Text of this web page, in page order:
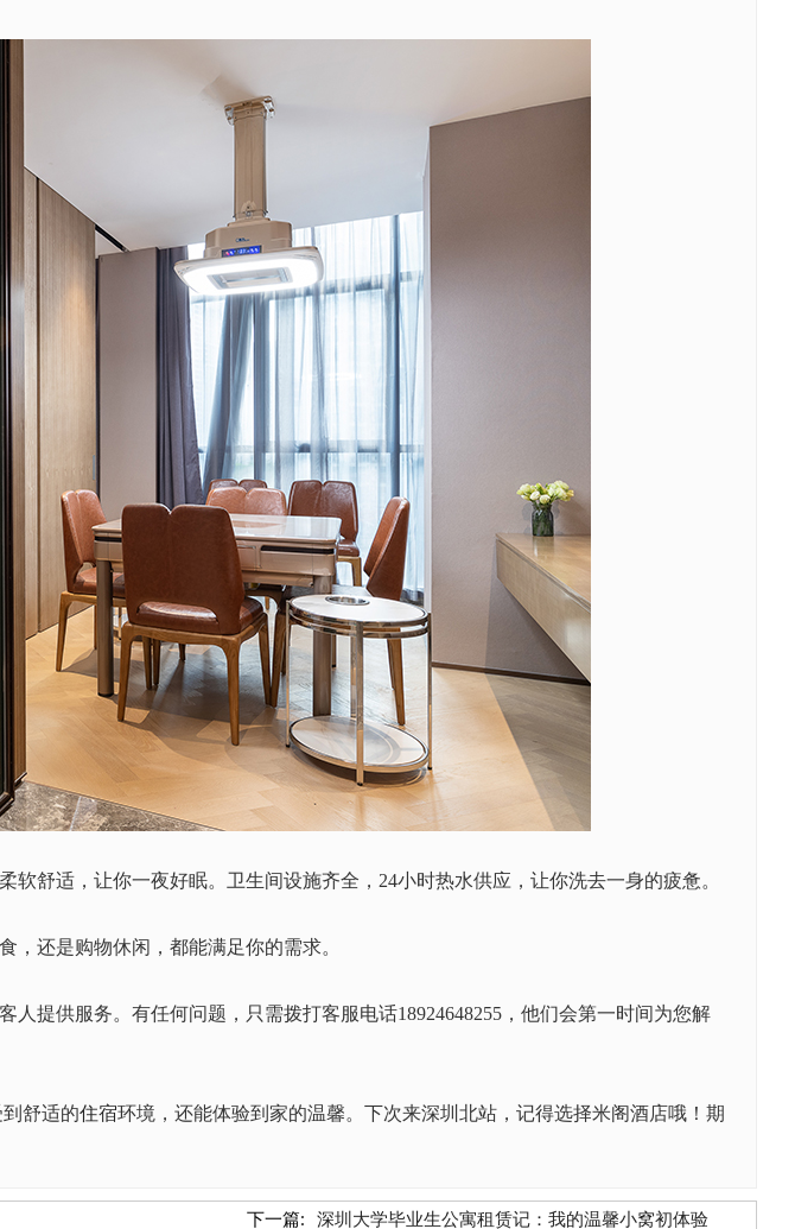
软舒适，让你一夜好眠。卫生间设施齐全， 24小时热水供应，让你洗去一身的疲惫。
还是购物休闲，都能满足你的需求。
人提供服务。有任何问题，只需拨打客服电话18924648255，他们会第一时间为您解
舒适的住宿环境，还能体验到家的温馨。下次来深圳北站，记得选择米阁酒店哦！期
下一篇: 深圳大学毕业生公寓租赁记：我的温馨小窝初体验